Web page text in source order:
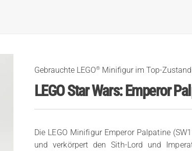
Gebrauchte LEGO® Minifigur im Top-Zustand
LEGO Star Wars: Emperor
Die LEGO Minifigur Emperor Palpatine
und verkörpert den Sith-Lord und